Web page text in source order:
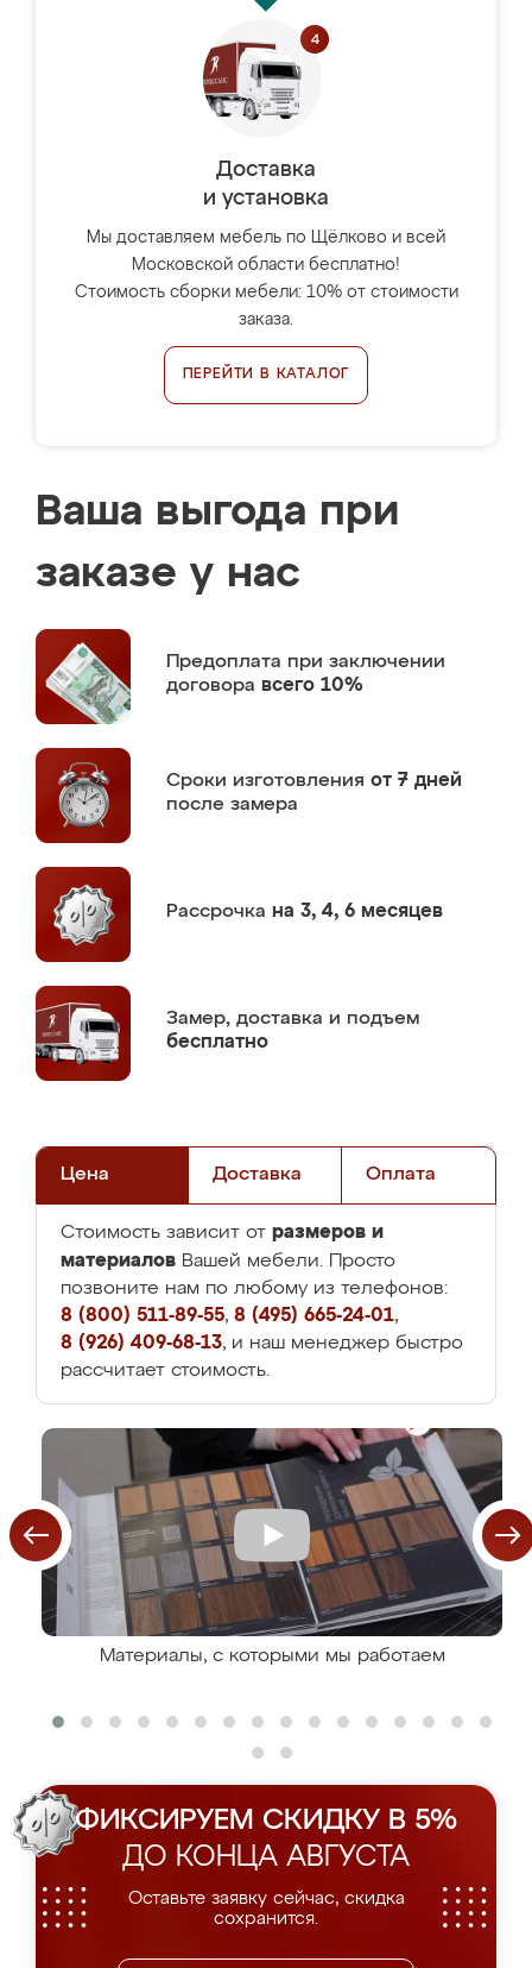
Доставка
и установка
Мы доставляем мебель по Щёлково и всей
Московской области бесплатно!
Стоимость сборки мебели: 10% от стоимости
заказа.
ПЕРЕЙТИ В КАТАЛОГ
Ваша выгода при
заказе у нас
Предоплата при заключении
договора всего 10%
Сроки изготовления от 7 дней
после замера
Рассрочка на 3, 4, 6 месяцев
Замер, доставка и подъем
бесплатно
Цена Доставка Оплата
Стоимость зависит от размеров и
материалов Вашей мебели. Просто
позвоните нам по любому из телефонов:
8 (800) 511-89-55, 8 (495) 665-24-01,
8 (926) 409-68-13, и наш менеджер быстро
рассчитает стоимость.
Материалы, с которыми мы работаем
ФИКСИРУЕМ СКИДКУ В 5%
ДО КОНЦА АВГУСТА
Оставьте заявку сейчас, скидка
сохранится.